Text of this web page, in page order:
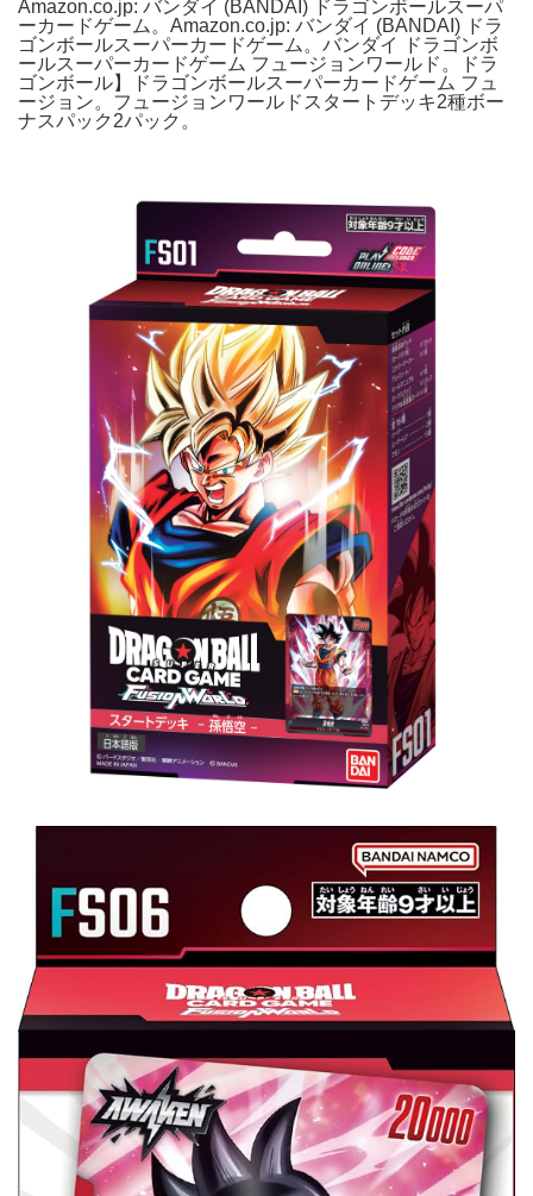
Amazon.co.jp: バンダイ (BANDAI) ドラゴンボールスーパ
ーカードゲーム。Amazon.co.jp: バンダイ (BANDAI) ドラ
ゴンボールスーパーカードゲーム。バンダイ ドラゴンボ
ールスーパーカードゲーム フュージョンワールド。ドラ
ゴンボール】ドラゴンボールスーパーカードゲーム フュ
ージョン。フュージョンワールドスタートデッキ2種ボー
ナスパック2パック。